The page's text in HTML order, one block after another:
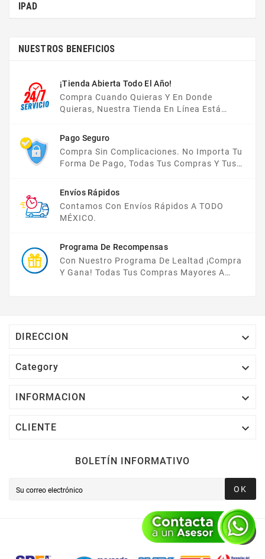
IPAD
NUESTROS BENEFICIOS
¡Tienda Abierta Todo El Año!
Compra Cuando Quieras Y En Donde
Quieras, Nuestra Tienda En Línea Está
Pago Seguro
Compra Sin Complicaciones. No Importa Tu
Forma De Pago, Todas Tus Compras Y Tus
Envíos Rápidos
Contamos Con Envíos Rápidos A TODO
MÉXICO.
Programa De Recompensas
Con Nuestro Programa De Lealtad ¡compra
Y Gana! Todas Tus Compras Mayores A
DIRECCION 
Category 
INFORMACION 
CLIENTE 
BOLETÍN INFORMATIVO
OK